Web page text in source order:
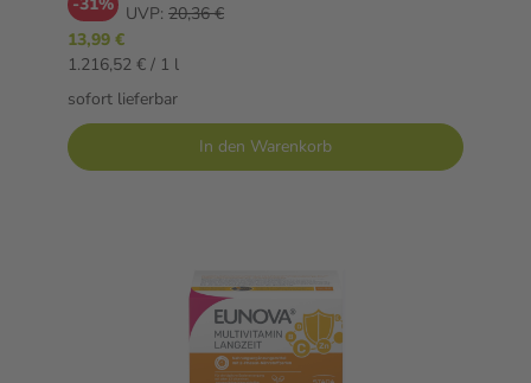
UVP: 20,36 €
13,99 €
1.216,52 € / 1 l
sofort lieferbar
In den Warenkorb